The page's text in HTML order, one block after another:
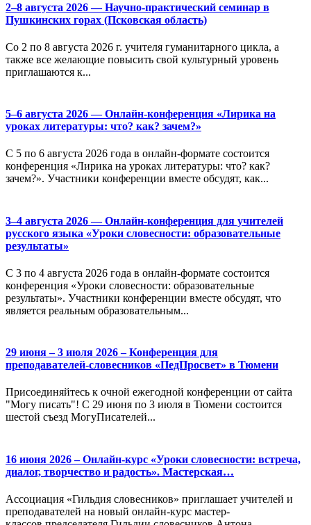
2–8 августа 2026 — Научно-практический семинар в
Пушкинских горах (Псковская область)
Со 2 по 8 августа 2026 г. учителя гуманитарного цикла, а
также все желающие повысить свой культурный уровень
приглашаются к...
5–6 августа 2026 — Онлайн-конференция «Лирика на
уроках литературы: что? как? зачем?»
С 5 по 6 августа 2026 года в онлайн-формате состоится
конференция «Лирика на уроках литературы: что? как?
зачем?». Участники конференции вместе обсудят, как...
3–4 августа 2026 — Онлайн-конференция для учителей
русского языка «Уроки словесности: образовательные
результаты»
С 3 по 4 августа 2026 года в онлайн-формате состоится
конференция «Уроки словесности: образовательные
результаты». Участники конференции вместе обсудят, что
является реальным образовательным...
29 июня – 3 июля 2026 – Конференция для
преподавателей-словесников «ПедПросвет» в Тюмени
Присоединяйтесь к очной ежегодной конференции от сайта
"Могу писать"! С 29 июня по 3 июля в Тюмени состоится
шестой съезд МогуПисателей...
16 июня 2026 – Онлайн-курс «Уроки словесности: встреча,
диалог, творчество и радость». Мастерская…
Ассоциация «Гильдия словесников» приглашает учителей и
преподавателей на новый онлайн-курс мастер-